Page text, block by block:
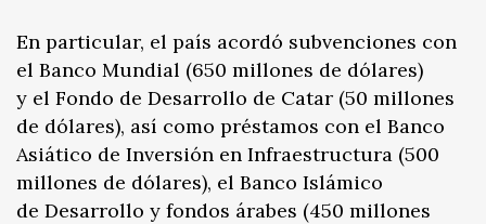
En particular, el país acordó subvenciones con
el Banco Mundial (650 millones de dólares)
y el Fondo de Desarrollo de Catar (50 millones
de dólares), así como préstamos con el Banco
Asiático de Inversión en Infraestructura (500
millones de dólares), el Banco Islámico
de Desarrollo y fondos árabes (450 millones